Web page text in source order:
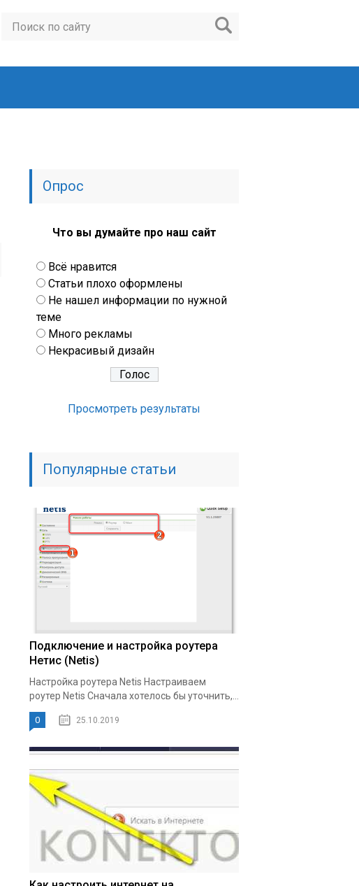
Опрос
Что вы думайте про наш сайт
Всё нравится
Статьи плохо оформлены
Не нашел информации по нужной
теме
Много рекламы
Некрасивый дизайн
Просмотреть результаты
Популярные статьи
Подключение и настройка роутера
Нетис (Netis)
Настройка роутера Netis Настраиваем
роутер Netis Сначала хотелось бы уточнить,...
0 25.10.2019